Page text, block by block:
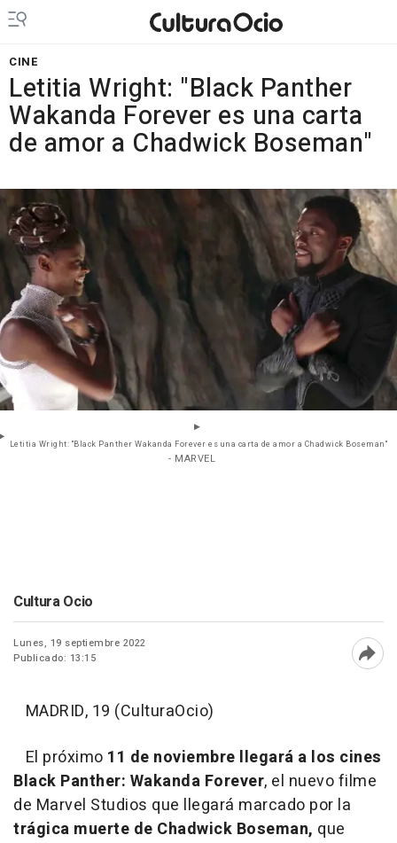
CINE
Letitia Wright: "Black Panther
Wakanda Forever es una carta
de amor a Chadwick Boseman"
Letitia Wright: "Black Panther Wakanda Forever es una carta de amor a Chadwick Boseman"
- MARVEL
Cultura Ocio
Lunes, 19 septiembre 2022
Publicado: 13:15
MADRID, 19 (CulturaOcio)
El próximo 11 de noviembre llegará a los cines
Black Panther: Wakanda Forever, el nuevo filme
de Marvel Studios que llegará marcado por la
trágica muerte de Chadwick Boseman, que